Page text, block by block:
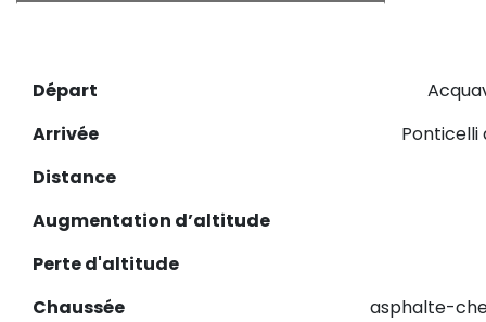
Départ
Arrivée
Ponticelli
Distance
Augmentation d’altitude
Perte d'altitude
Chaussée
asphalte-